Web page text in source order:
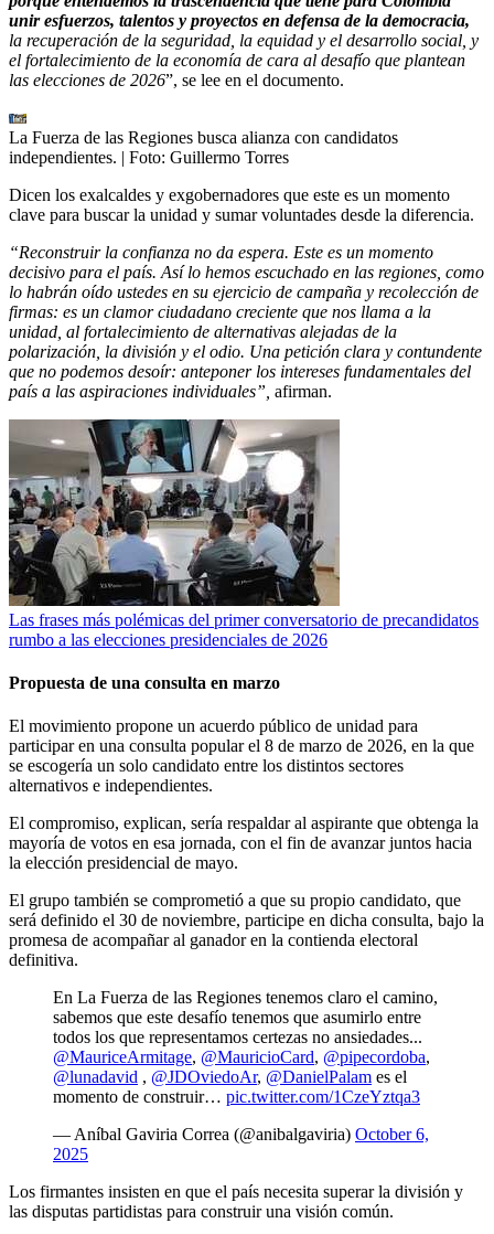
unir esfuerzos, talentos y proyectos en defensa de la democracia,
la recuperación de la seguridad, la equidad y el desarrollo social, y
el fortalecimiento de la economía de cara al desafío que plantean
las elecciones de 2026”, se lee en el documento.
La Fuerza de las Regiones busca alianza con candidatos
independientes. | Foto: Guillermo Torres
Dicen los exalcaldes y exgobernadores que este es un momento
clave para buscar la unidad y sumar voluntades desde la diferencia.
“Reconstruir la confianza no da espera. Este es un momento
decisivo para el país. Así lo hemos escuchado en las regiones, como
lo habrán oído ustedes en su ejercicio de campaña y recolección de
firmas: es un clamor ciudadano creciente que nos llama a la
unidad, al fortalecimiento de alternativas alejadas de la
polarización, la división y el odio. Una petición clara y contundente
que no podemos desoír: anteponer los intereses fundamentales del
país a las aspiraciones individuales”, afirman.
Las frases más polémicas del primer conversatorio de precandidatos
rumbo a las elecciones presidenciales de 2026
Propuesta de una consulta en marzo
El movimiento propone un acuerdo público de unidad para
participar en una consulta popular el 8 de marzo de 2026, en la que
se escogería un solo candidato entre los distintos sectores
alternativos e independientes.
El compromiso, explican, sería respaldar al aspirante que obtenga la
mayoría de votos en esa jornada, con el fin de avanzar juntos hacia
la elección presidencial de mayo.
El grupo también se comprometió a que su propio candidato, que
será definido el 30 de noviembre, participe en dicha consulta, bajo la
promesa de acompañar al ganador en la contienda electoral
definitiva.
En La Fuerza de las Regiones tenemos claro el camino,
sabemos que este desafío tenemos que asumirlo entre
todos los que representamos certezas no ansiedades...
@MauriceArmitage, @MauricioCard, @pipecordoba,
@lunadavid , @JDOviedoAr, @DanielPalam es el
momento de construir… pic.twitter.com/1CzeYztqa3
— Aníbal Gaviria Correa (@anibalgaviria) October 6,
2025
Los firmantes insisten en que el país necesita superar la división y
las disputas partidistas para construir una visión común.